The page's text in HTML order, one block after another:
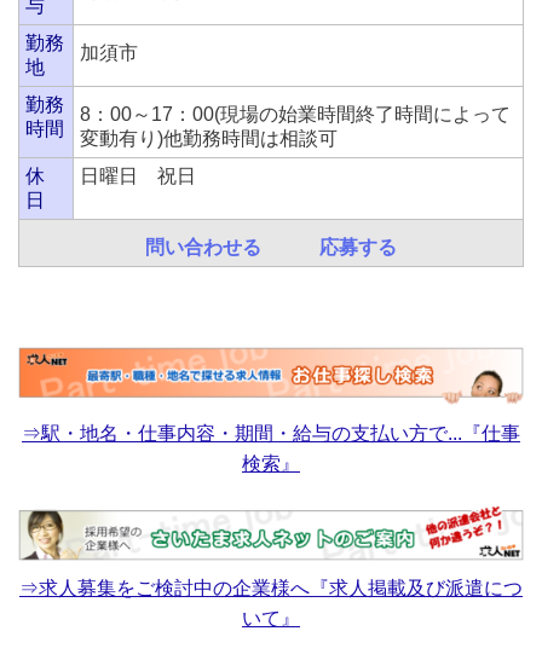
与
勤務
地
加須市
勤務
時間
8：00～17：00(現場の始業時間終了時間によって
変動有り)他勤務時間は相談可
休
日
日曜日 祝日
問い合わせる 応募する
⇒駅・地名・仕事内容・期間・給与の支払い方で...『仕事
検索』
⇒求人募集をご検討中の企業様へ『求人掲載及び派遣につ
いて』